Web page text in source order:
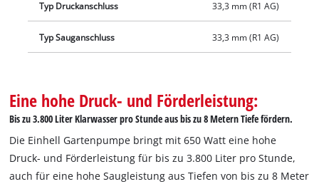
Typ Druckanschluss 33,3 mm (R1 AG)
Typ Sauganschluss 33,3 mm (R1 AG)
Eine hohe Druck- und Förderleistung:
Bis zu 3.800 Liter Klarwasser pro Stunde aus bis zu 8 Metern Tiefe fördern.
Die Einhell Gartenpumpe bringt mit 650 Watt eine hohe
Druck- und Förderleistung für bis zu 3.800 Liter pro Stunde,
auch für eine hohe Saugleistung aus Tiefen von bis zu 8 Meter